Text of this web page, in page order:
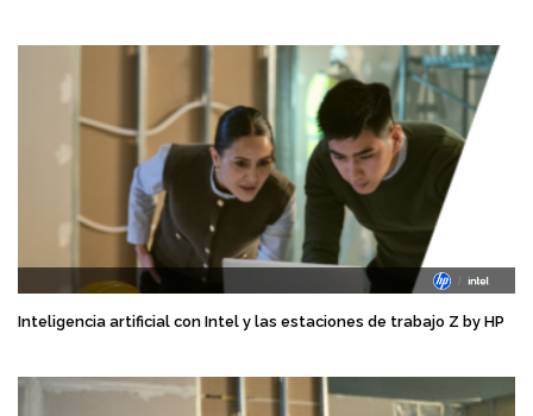
Inteligencia artificial con Intel y las estaciones de trabajo Z by HP